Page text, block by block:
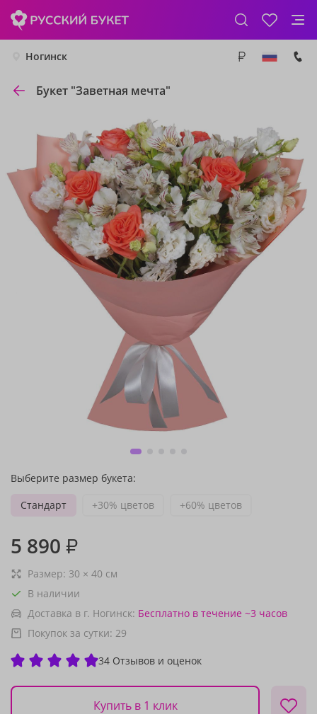
Ногинск
Букет "Заветная мечта"
Выберите размер букета:
Стандарт
+30% цветов +60% цветов
5 890 ₽
Размер: 30 × 40 см
В наличии
Доставка в г. Ногинск: Бесплатно в течение ~3 часов
Покупок за сутки: 29
34 Отзывов и оценок
Купить в 1 клик